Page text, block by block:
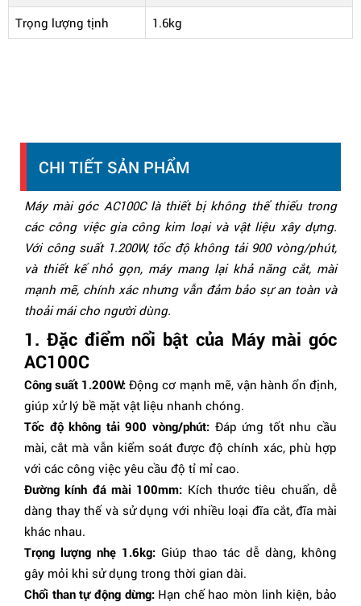
Trọng lượng tịnh
1.6kg
CHI TIẾT SẢN PHẨM
Máy mài góc AC100C là thiết bị không thể thiếu trong
các công việc gia công kim loại và vật liệu xây dựng.
Với công suất 1.200W, tốc độ không tải 900 vòng/phút,
và thiết kế nhỏ gọn, máy mang lại khả năng cắt, mài
mạnh mẽ, chính xác nhưng vẫn đảm bảo sự an toàn và
thoải mái cho người dùng.
1. Đặc điểm nổi bật của Máy mài góc
AC100C
Công suất 1.200W: Động cơ mạnh mẽ, vận hành ổn định,
giúp xử lý bề mặt vật liệu nhanh chóng.
Tốc độ không tải 900 vòng/phút: Đáp ứng tốt nhu cầu
mài, cắt mà vẫn kiểm soát được độ chính xác, phù hợp
với các công việc yêu cầu độ tỉ mỉ cao.
Đường kính đá mài 100mm: Kích thước tiêu chuẩn, dễ
dàng thay thế và sử dụng với nhiều loại đĩa cắt, đĩa mài
khác nhau.
Trọng lượng nhẹ 1.6kg: Giúp thao tác dễ dàng, không
gây mỏi khi sử dụng trong thời gian dài.
Chổi than tự động dừng: Hạn chế hao mòn linh kiện, bảo